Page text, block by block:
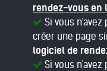
rendez-vous en
Si vous n'avez
créer une page
logiciel de
Si vous n'avez